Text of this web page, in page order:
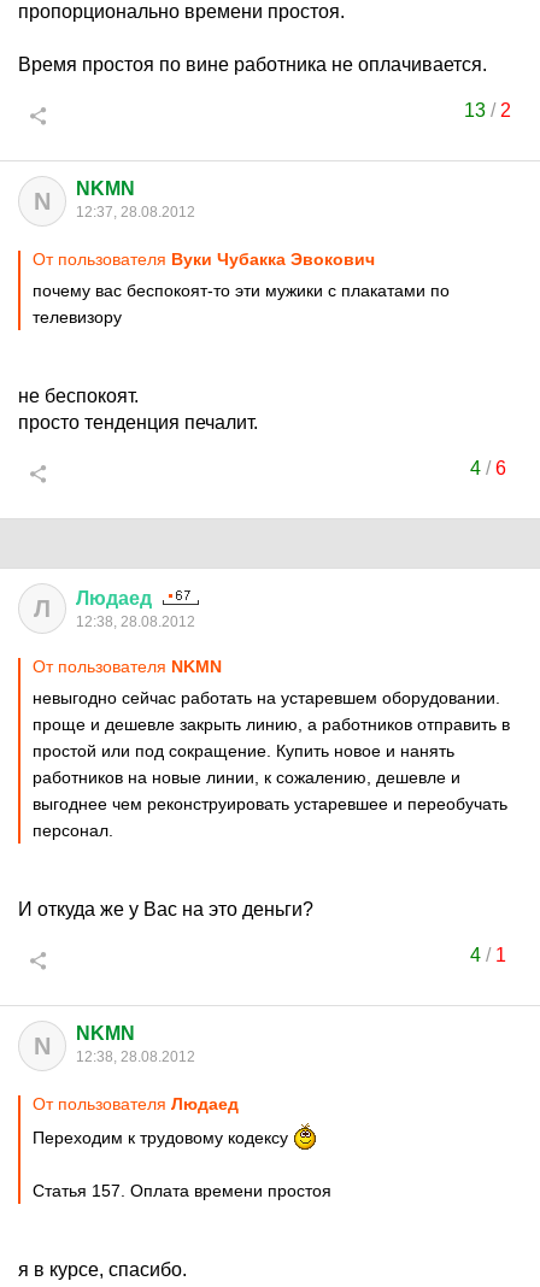
пропорционально времени простоя.
Время простоя по вине работника не оплачивается.
13 / 2
N NKMN
12:37, 28.08.2012
От пользователя Вуки Чубакка Эвокович
почему вас беспокоят-то эти мужики с плакатами по
телевизору
не беспокоят.
просто тенденция печалит.
4/6
Л Людаед
12:38, 28.08.2012
От пользователя NKMN
невыгодно сейчас работать на устаревшем оборудовании.
проще и дешевле закрыть линию, а работников отправить в
простой или под сокращение. Купить новое и нанять
работников на новые линии, к сожалению, дешевле и
выгоднее чем реконструировать устаревшее и переобучать
персонал.
И откуда же у Вас на это деньги?
4/ 1
N NKMN
12:38, 28.08.2012
От пользователя Людаед
Переходим к трудовому кодексу
Статья 157. Оплата времени простоя
я в курсе, спасибо.